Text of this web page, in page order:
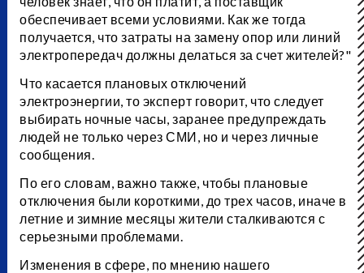
обеспечивает всеми условиями. Как же тогда
получается, что затраты на замену опор или линий
электропередач должны делаться за счет жителей?"
Что касается плановых отключений
электроэнергии, то эксперт говорит, что следует
выбирать ночные часы, заранее предупреждать
людей не только через СМИ, но и через личные
сообщения.
По его словам, важно также, чтобы плановые
отключения были короткими, до трех часов, иначе в
летние и зимние месяцы жители сталкиваются с
серьезными проблемами.
Изменения в сфере, по мнению нашего